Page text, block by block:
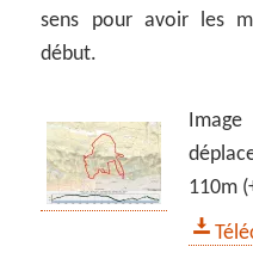
sens pour avoir les
début.
110m